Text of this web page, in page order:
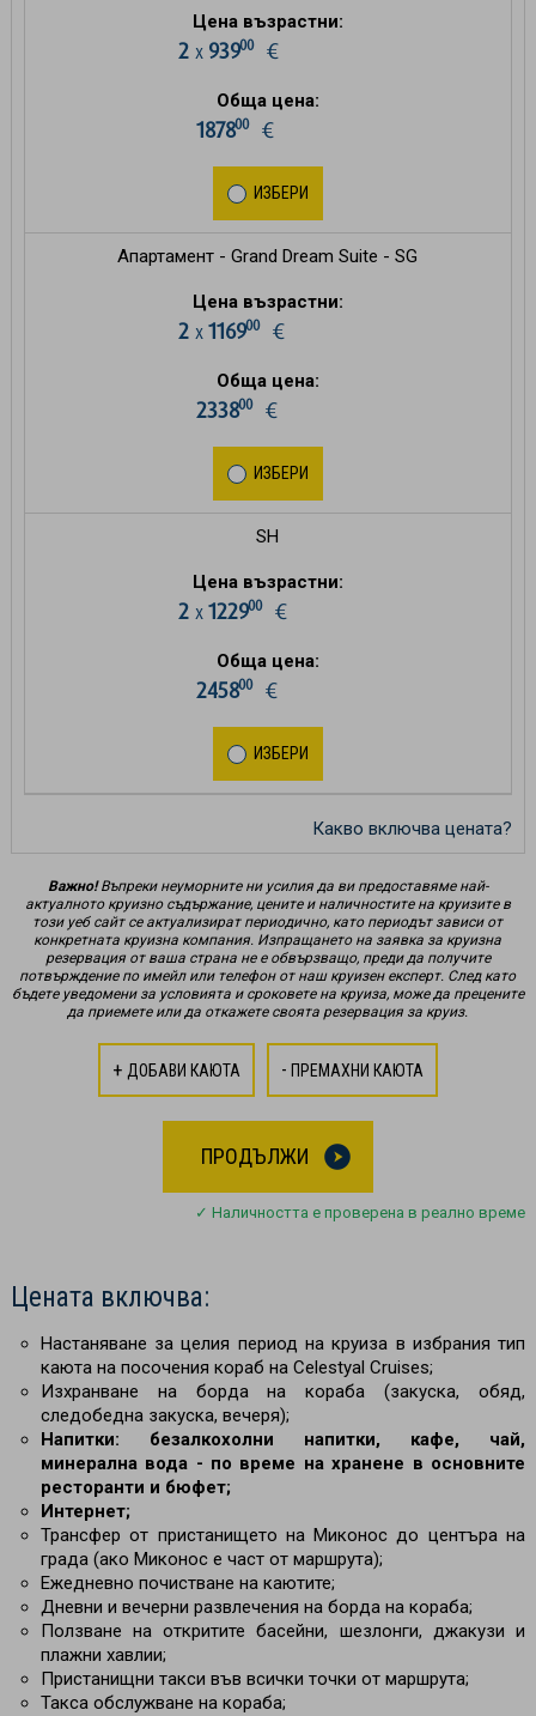
Цена възрастни:
2 х 93900€
Обща цена:
187800€
ИЗБЕРИ
Апартамент - Grand Dream Suite - SG
Цена възрастни:
2 х 116900€
Обща цена:
233800€
ИЗБЕРИ
SH
Цена възрастни:
2 х 122900€
Обща цена:
245800€
ИЗБЕРИ
Какво включва цената?
Важно!Въпреки неуморните ни усилия да ви предоставяме най-
актуалното круизно съдържание, цените и наличностите на круизите в
този уеб сайт се актуализират периодично, като периодът зависи от
конкретната круизна компания. Изпращането на заявка за круизна
резервация от ваша страна не е обвързващо, преди да получите
потвърждение по имейл или телефон от наш круизен експерт. След като
бъдете уведомени за условията и сроковете на круиза, може да прецените
да приемете или да откажете своята резервация за круиз.
+ ДОБАВИ КАЮТА - ПРЕМАХНИ КАЮТА
ПРОДЪЛЖИ
✓ Наличността е проверена в реално време
Цената включва:
Настаняване за целия период на круиза в избрания тип
каюта на посочения кораб на Celestyal Cruises;
Изхранване на борда на кораба (закуска, обяд,
следобедна закуска, вечеря);
Напитки: безалкохолни напитки, кафе, чай,
минерална вода - по време на хранене в основните
ресторанти и бюфет;
Интернет;
Трансфер от пристанището на Миконос до центъра на
града (ако Миконос е част от маршрута);
Ежедневно почистване на каютите;
Дневни и вечерни развлечения на борда на кораба;
Ползване на откритите басейни, шезлонги, джакузи и
плажни хавлии;
Пристанищни такси във всички точки от маршрута;
Такса обслужване на кораба;